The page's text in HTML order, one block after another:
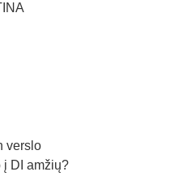
verslo
į DI amžių?